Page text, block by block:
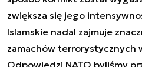
zwiększa się jego
Islamskie nadal zajmuje
zamachów terrorystycznych